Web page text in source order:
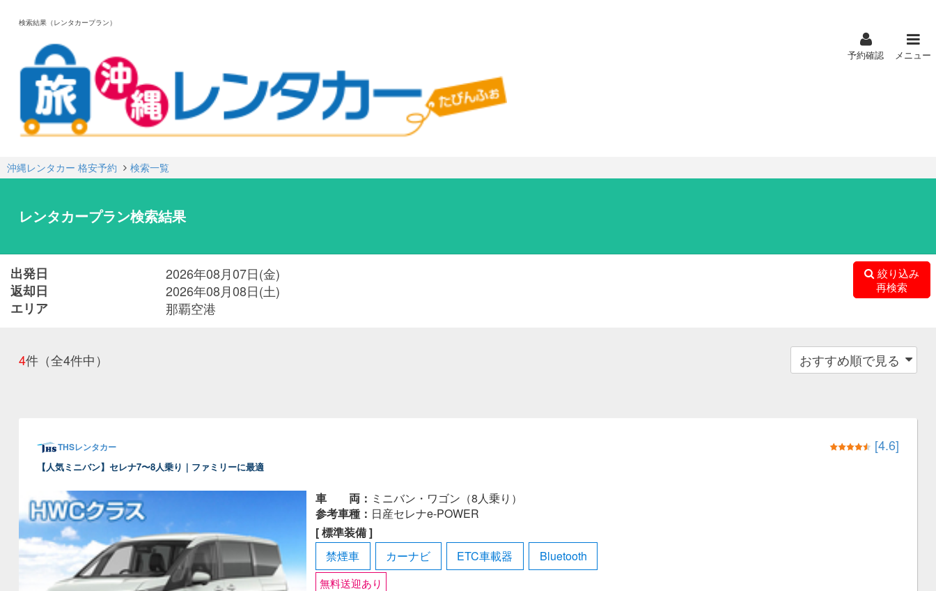
検索結果（レンタカープラン）
予約確認 メニュー
沖縄レンタカー 格安予約 検索一覧
レンタカープラン検索結果
出発日
2026年08月07日(金)
返却日
2026年08月08日(土)
エリア
那覇空港
絞り込み
再検索
4件（全4件中）
THSレンタカー [4.6]
【人気ミニバン】セレナ7〜8人乗り｜ファミリーに最適
車 両： ミニバン・ワゴン（8人乗り）
参考車種： 日産セレナe-POWER
[ 標準装備 ]
禁煙車
カーナビ ETC車載器 Bluetooth
無料送迎あり